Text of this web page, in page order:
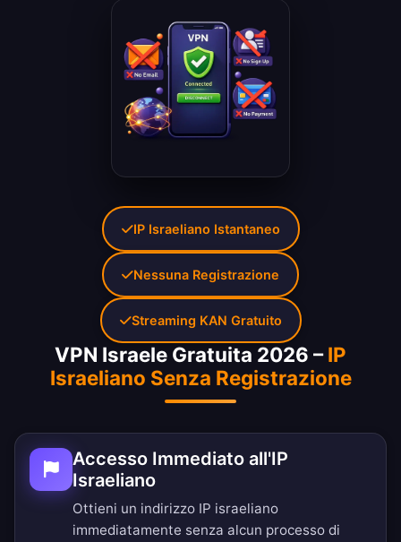
VPN Israele Gratuita 2026 –IP
Israeliano Senza Registrazione
Accesso Immediato all'IP
Israeliano
Ottieni un indirizzo IP israeliano
immediatamente senza alcun processo di
IP Israeliano Istantaneo
Nessuna Registrazione
Streaming KAN Gratuito